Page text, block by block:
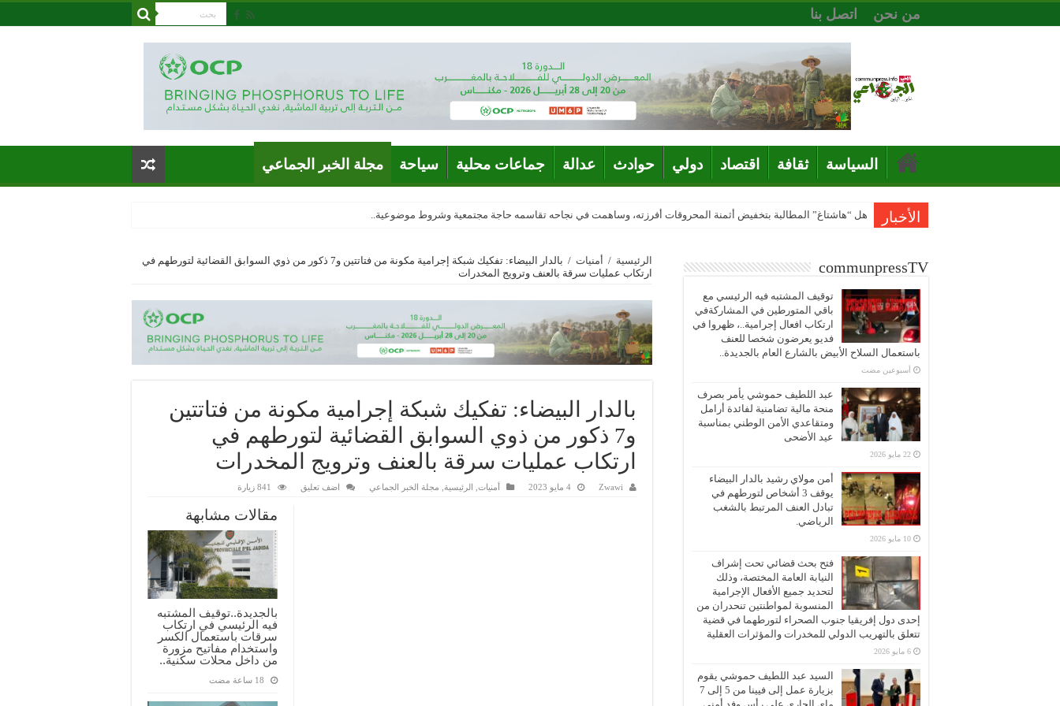
من نحن اتصل بنا
السياسة ثقافة اقتصاد دولي حوادث عدالة جماعات محلية سياحة مجلة الخبر الجماعي
الأخبار هل “هاشتاغ” المطالبة بتخفيض أثمنة المحروقات أفرزته، وساهمت في نجاحه تقاسمه حاجة مجتمعية وشروط موضوعية..
الرئيسية / أمنيات /
بالدار البيضاء: تفكيك شبكة إجرامية مكونة من فتاتتين و7 ذكور من ذوي السوابق القضائية لتورطهم في
ارتكاب عمليات سرقة بالعنف وترويج المخدرات
بالدار البيضاء: تفكيك شبكة إجرامية مكونة من فتاتتين
و7 ذكور من ذوي السوابق القضائية لتورطهم في
ارتكاب عمليات سرقة بالعنف وترويج المخدرات
Zwawi 4 مايو 2023 أمنيات الرئيسية مجلة الخبر الجماعي اضف تعليق 841 زيارة
مقالات مشابهة
بالجديدة..توقيف المشتبه
فيه الرئيسي في ارتكاب
سرقات باستعمال الكسر
واستخدام مفاتيح مزورة
من داخل محلات سكنية..
communpressTV
توقيف المشتبه فيه الرئيسي مع
باقي المتورطين في المشاركةفي
ارتكاب افعال إجرامية..، ظهروا في
فديو يعرضون شخصا للعنف
باستعمال السلاح الأبيض بالشارع العام بالجديدة..
‏أسبوعين مضت
عبد اللطيف حموشي يأمر بصرف
منحة مالية تضامنية لفائدة أرامل
ومتقاعدي الأمن الوطني بمناسبة
عيد الأضحى
22 مايو 2026
أمن مولاي رشيد بالدار البيضاء
يوقف 3 أشخاص لتورطهم في
تبادل العنف المرتبط بالشغب
الرياضي.
10 مايو 2026
فتح بحث قضائي تحت إشراف
النيابة العامة المختصة، وذلك
لتحديد جميع الأفعال الإجرامية
المنسوبة لمواطنتين تنحدران من
إحدى دول إفريقيا جنوب الصحراء لتورطهما في قضية
تتعلق بالتهريب الدولي للمخدرات والمؤثرات العقلية
6 مايو 2026
السيد عبد اللطيف حموشي يقوم
بزيارة عمل إلى فيينا من 5 إلى 7